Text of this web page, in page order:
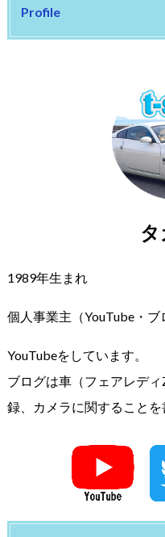
Profile
1989年生まれ
個人事業主（YouTube・ブ
YouTubeをしています。
ブログは車（フェアレデ
録、カメラに関することを